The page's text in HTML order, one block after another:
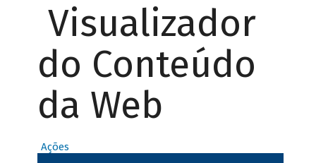
Visualizador
do Conteúdo
da Web
Ações